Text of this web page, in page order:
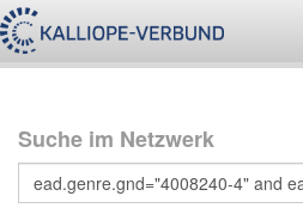
Suche im Netzwerk